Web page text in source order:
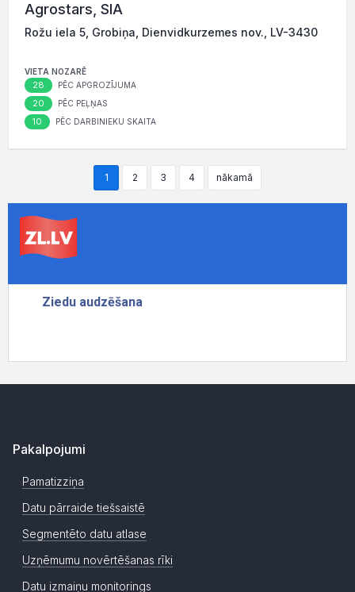
Agrostars, SIA
Rožu iela 5, Grobiņa, Dienvidkurzemes nov., LV-3430
VIETA NOZARĒ
28 PĒC APGROZĪJUMA
20 PĒC PEĻŅAS
10 PĒC DARBINIEKU SKAITA
1 2 3 4 nākamā
Pakalpojumi
Pamatizziņa
Datu pārraide tiešsaistē
Segmentēto datu atlase
Uzņēmumu novērtēšanas rīki
Datu izmaiņu monitorings